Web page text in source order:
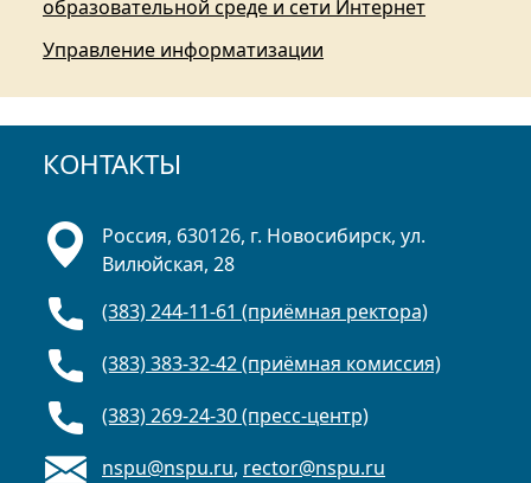
образовательной среде и сети Интернет
Управление информатизации
КОНТАКТЫ
Россия, 630126, г. Новосибирск, ул.
Вилюйская, 28
(383) 244-11-61 (приёмная ректора)
(383) 383-32-42 (приёмная комиссия)
(383) 269-24-30 (пресс-центр)
nspu@nspu.ru, rector@nspu.ru